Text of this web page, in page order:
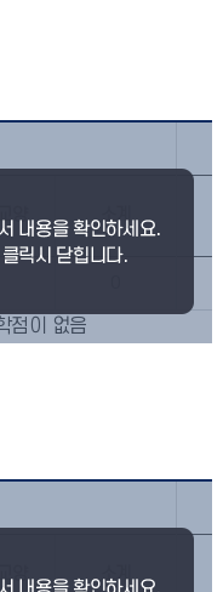
양 소계
점이 없음
양 소계